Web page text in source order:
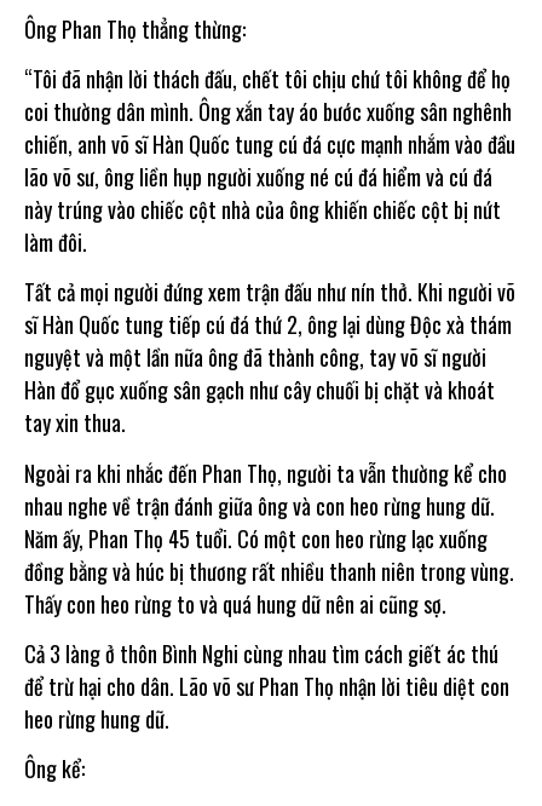
Ông Phan Thọ thẳng thừng:
“Tôi đã nhận lời thách đấu, chết tôi chịu chứ tôi không để họ
coi thường dân mình. Ông xắn tay áo bước xuống sân nghênh
chiến, anh võ sĩ Hàn Quốc tung cú đá cực mạnh nhắm vào đầu
lão võ sư, ông liền hụp người xuống né cú đá hiểm và cú đá
này trúng vào chiếc cột nhà của ông khiến chiếc cột bị nứt
làm đôi.
Tất cả mọi người đứng xem trận đấu như nín thở. Khi người võ
sĩ Hàn Quốc tung tiếp cú đá thứ 2, ông lại dùng Độc xà thám
nguyệt và một lần nữa ông đã thành công, tay võ sĩ người
Hàn đổ gục xuống sân gạch như cây chuối bị chặt và khoát
tay xin thua.
Ngoài ra khi nhắc đến Phan Thọ, người ta vẫn thường kể cho
nhau nghe về trận đánh giữa ông và con heo rừng hung dữ.
Năm ấy, Phan Thọ 45 tuổi. Có một con heo rừng lạc xuống
đồng bằng và húc bị thương rất nhiều thanh niên trong vùng.
Thấy con heo rừng to và quá hung dữ nên ai cũng sợ.
Cả 3 làng ở thôn Bình Nghi cùng nhau tìm cách giết ác thú
để trừ hại cho dân. Lão võ sư Phan Thọ nhận lời tiêu diệt con
heo rừng hung dữ.
Ông kể: